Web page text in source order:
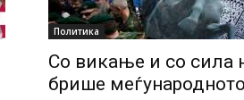
Политика
Со викање и со сила
брише